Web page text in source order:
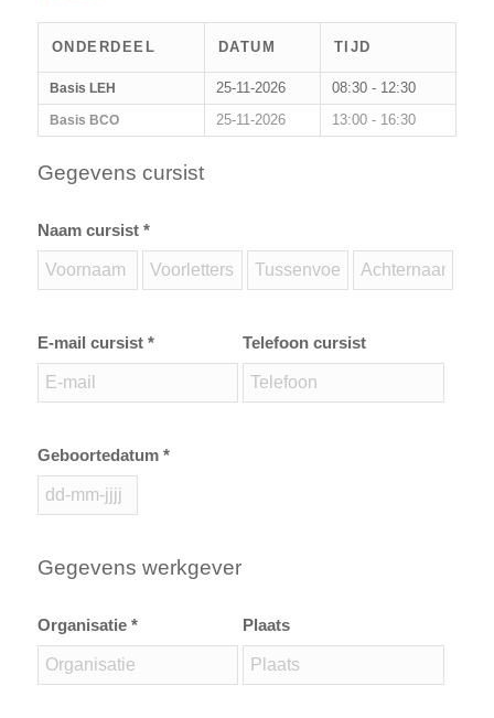
ONDERDEEL DATUM TIJD
Basis LEH 25-11-2026 08:30 - 12:30
Basis BCO 25-11-2026 13:00 - 16:30
Gegevens cursist
Naam cursist *
E-mail cursist * Telefoon cursist
Geboortedatum *
Gegevens werkgever
Organisatie * Plaats